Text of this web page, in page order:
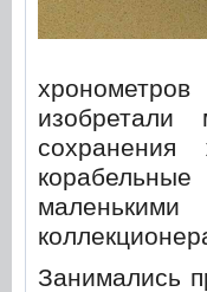
изобретали
Занимались